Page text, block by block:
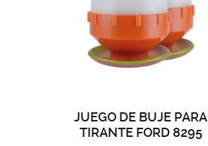
JUEGO DE BUJE PARA
TIRANTE FORD 8295